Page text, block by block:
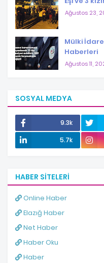
Ağustos 23,
Mülki
Haberleri
Ağustos 11,
SOSYAL MEDYA
9.3k
5.7k
HABER SITELERI
Online Haber
Elazığ Haber
Net Haber
Haber Oku
Haber